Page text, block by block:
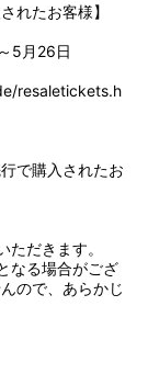
れたお客様】
5月26日
resaletickets.h
で購入されたお
だきます。
なる場合がござ
ので、あらかじ